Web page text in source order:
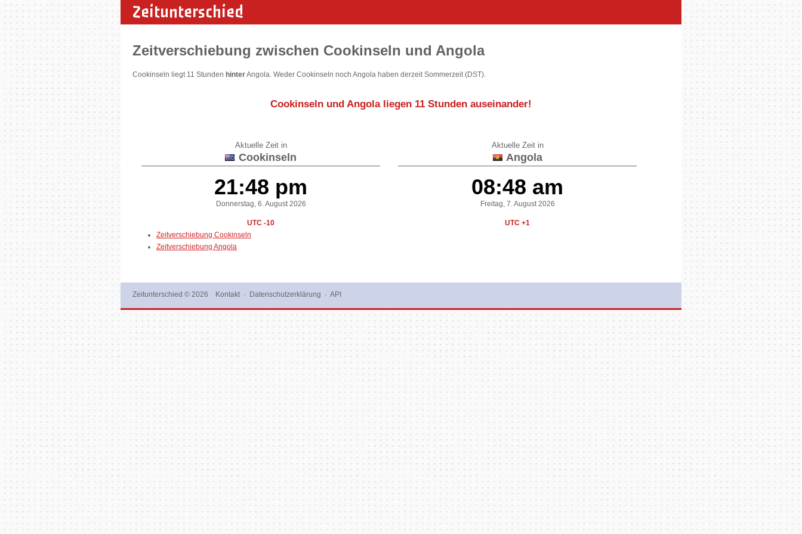
Zeitunterschied
Zeitverschiebung zwischen Cookinseln und Angola
Cookinseln liegt 11 Stunden hinterAngola. Weder Cookinseln noch Angola haben derzeit Sommerzeit (DST).
Cookinseln und Angola liegen 11 Stunden auseinander!
Aktuelle Zeit in
Cookinseln
21:48 pm
Donnerstag, 6. August 2026
UTC -10
Aktuelle Zeit in
Angola
08:48 am
Freitag, 7. August 2026
UTC +1
Zeitverschiebung Cookinseln
Zeitverschiebung Angola
Zeitunterschied © 2026 Kontakt· Datenschutzerklärung · API